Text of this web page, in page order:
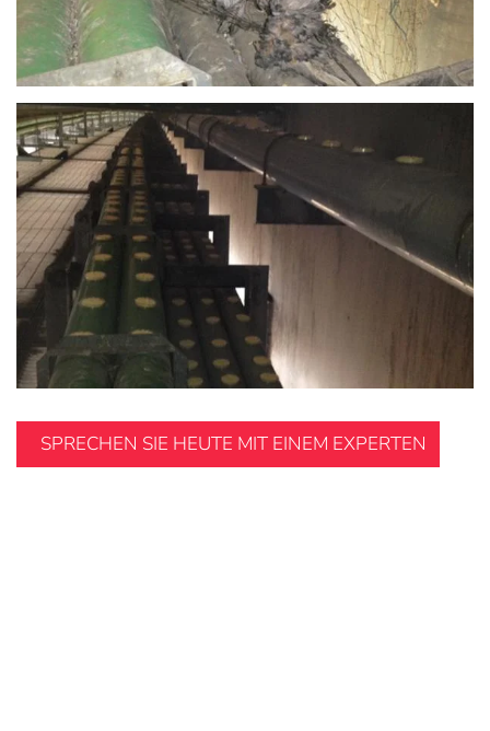
Vergrößern
Vergrößern
SPRECHEN SIE HEUTE MIT EINEM EXPERTEN